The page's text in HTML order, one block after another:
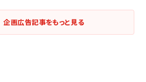
企画広告記事をもっと見る